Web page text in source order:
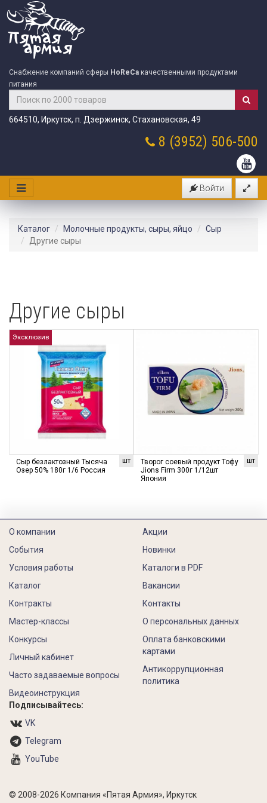
Снабжение компаний сферы HoReCa качественными продуктами
питания
664510, Иркутск, п. Дзержинск, Стахановская, 49
8 (3952) 506-500
Войти
Каталог Молочные продукты, сыры, яйцо
Сыр
Другие сыры
Другие сыры
Эксклюзив
шт
Сыр безлактозный Тысяча
Озер 50% 180г 1/6 Россия
шт
Творог соевый продукт Тофу
Jions Firm 300г 1/12шт
Япония
О компании
События
Условия работы
Каталог
Контракты
Акции
Новинки
Каталоги в PDF
Вакансии
Контакты
Мастер-классы
Конкурсы
Личный кабинет
Часто задаваемые вопросы
Видеоинструкция
О персональных данных
Оплата банковскими
картами
Антикоррупционная
политика
Подписывайтесь:
VK
Telegram
YouTube
© 2008-2026 Компания «Пятая Армия», Иркутск